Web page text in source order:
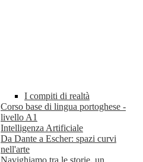
I compiti di realtà
Corso base di lingua portoghese -
livello A1
Intelligenza Artificiale
Da Dante a Escher: spazi curvi
nell'arte